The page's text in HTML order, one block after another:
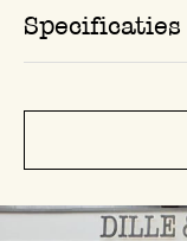
Specificaties